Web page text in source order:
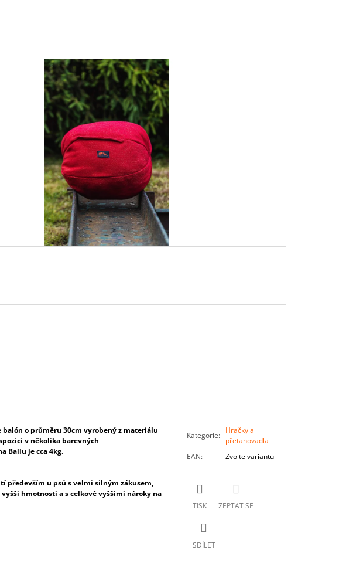
balón o průměru 30cm vyrobený z materiálu
v několika barevných
Ballu je cca 4kg.
především u psů s velmi silným zákusem,
hmotností a s celkově vyššími nároky na
Kategorie:
Hračky a
přetahovadla
EAN: Zvolte variantu
TISK ZEPTAT SE
SDÍLET